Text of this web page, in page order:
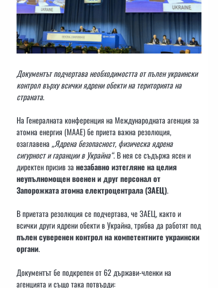
Документът подчертава необходимостта от пълен украински
контрол върху всички ядрени обекти на територията на
страната.
На Генералната конференция на Международната агенция за
атомна енергия (МААЕ) бе приета важна резолюция,
озаглавена „Ядрена безопасност, физическа ядрена
сигурност и гаранции в Украйна“. В нея се съдържа ясен и
директен призив за незабавно изтегляне на целия
неупълномощен военен и друг персонал от
Запорожката атомна електроцентрала (ЗАЕЦ).
В приетата резолюция се подчертава, че ЗАЕЦ, както и
всички други ядрени обекти в Украйна, трябва да работят под
пълен суверенен контрол на компетентните украински
органи.
Документът бе подкрепен от 62 държави-членки на
агенцията и също така потвърди: